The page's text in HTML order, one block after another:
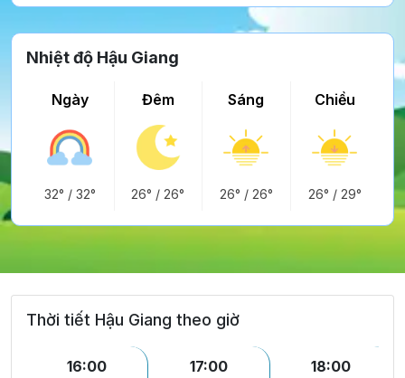
Nhiệt độ Hậu Giang
Ngày
32° / 32°
Đêm
26° /26°
Sáng
26° / 26°
Chiều
26° / 29°
Thời tiết Hậu Giang theo giờ
16:00 17:00 18:00